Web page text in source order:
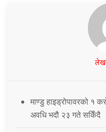
माण्डु हाइड्रोपावरको १
अवधि भदौ २३ गते सकिँदै